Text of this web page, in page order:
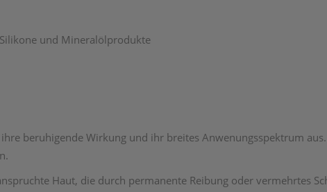
und Mineralölprodukte
beruhigende Wirkung und ihr breites Anwenungsspektrum
Haut, die durch permanente Reibung oder vermehrtes